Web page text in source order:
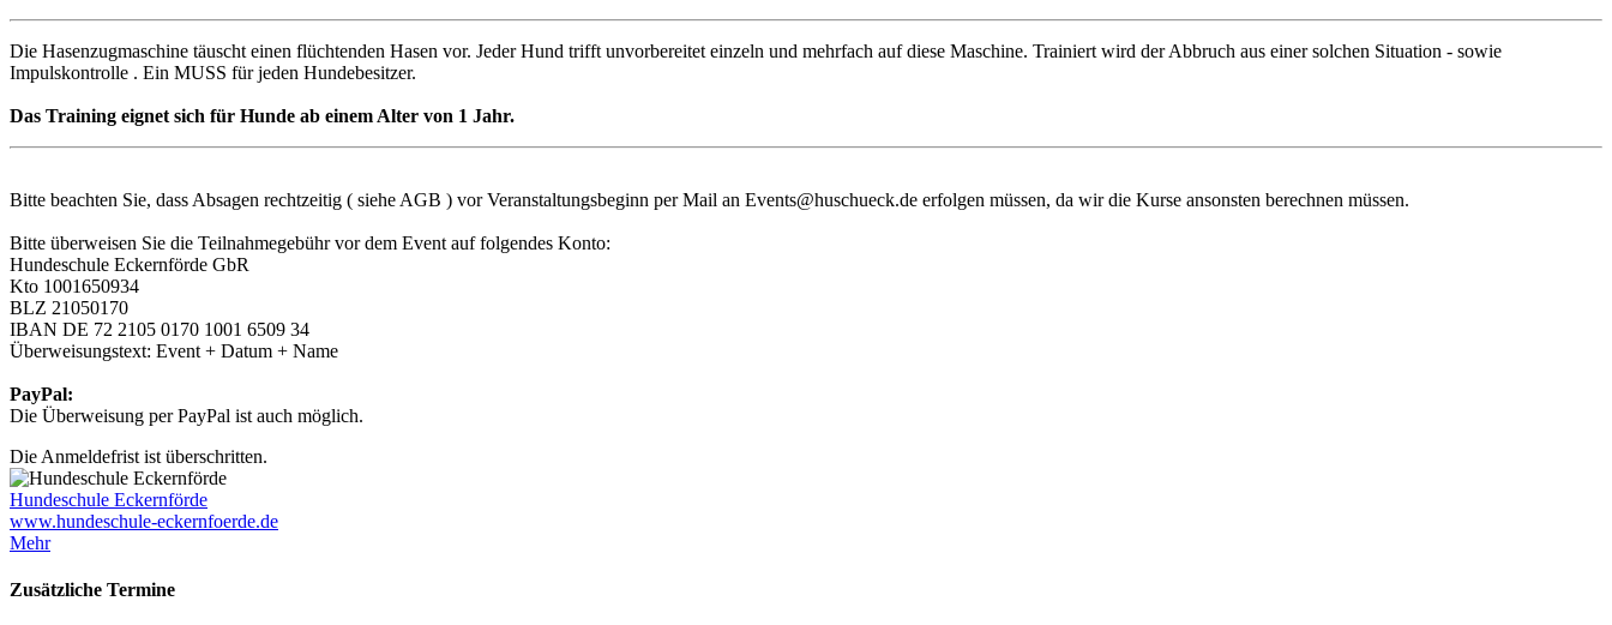
Die Hasenzugmaschine täuscht einen flüchtenden Hasen vor. Jeder Hund trifft unvorbereitet einzeln und mehrfach auf diese Maschine. Trainiert wird der Abbruch aus einer solchen Situation - sowie
Impulskontrolle . Ein MUSS für jeden Hundebesitzer.
Das Training eignet sich für Hunde ab einem Alter von 1 Jahr.
Bitte beachten Sie, dass Absagen rechtzeitig ( siehe AGB ) vor Veranstaltungsbeginn per Mail an Events@huschueck.de erfolgen müssen, da wir die Kurse ansonsten berechnen müssen.
Bitte überweisen Sie die Teilnahmegebühr vor dem Event auf folgendes Konto:
Hundeschule Eckernförde GbR
Kto 1001650934
BLZ 21050170
IBAN DE 72 2105 0170 1001 6509 34
Überweisungstext: Event + Datum + Name
PayPal:
Die Überweisung per PayPal ist auch möglich.
Die Anmeldefrist ist überschritten.
Hundeschule Eckernförde
www.hundeschule-eckernfoerde.de
Mehr
Zusätzliche Termine